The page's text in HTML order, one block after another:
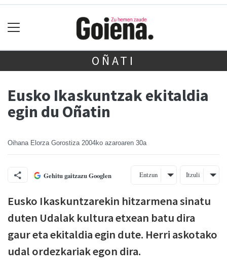
OÑATI
Eusko Ikaskuntzak ekitaldia
egin du Oñatin
Oihana Elorza Gorostiza 2004ko azaroaren 30a
Gehitu gaitzazu Googlen Entzun Itzuli
Eusko Ikaskuntzarekin hitzarmena sinatu
duten Udalak kultura etxean batu dira
gaur eta ekitaldia egin dute. Herri askotako
udal ordezkariak egon dira.